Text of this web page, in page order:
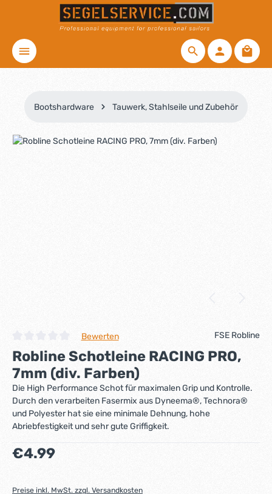
Zum Hauptinhalt springen
Bootshardware Tauwerk, Stahlseile und Zubehör
Bildergalerie überspringen
Durchschnittliche Bewertung von 0 von 5 Sternen
Bewerten FSE Robline
Robline Schotleine RACING PRO,
7mm (div. Farben)
Die High Performance Schot für maximalen Grip und Kontrolle.
Durch den verarbeiten Fasermix aus Dyneema®, Technora®
und Polyester hat sie eine minimale Dehnung, hohe
Abriebfestigkeit und sehr gute Griffigkeit.
Regulärer Preis:
€4.99
Preise inkl. MwSt. zzgl. Versandkosten